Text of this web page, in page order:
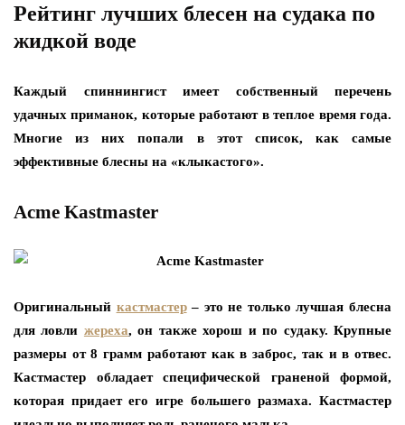
Рейтинг лучших блесен на судака по
жидкой воде
Каждый спиннингист имеет собственный перечень
удачных приманок, которые работают в теплое время года.
Многие из них попали в этот список, как самые
эффективные блесны на «клыкастого».
Acme Kastmaster
Оригинальный кастмастер– это не только лучшая блесна
для ловли жереха, он также хорош и по судаку. Крупные
размеры от 8 грамм работают как в заброс, так и в отвес.
Кастмастер обладает специфической граненой формой,
которая придает его игре большего размаха. Кастмастер